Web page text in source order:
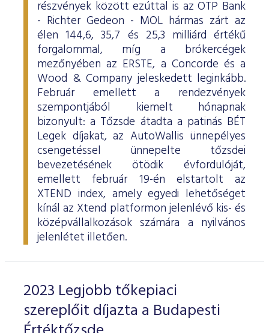
részvények között ezúttal is az OTP Bank
- Richter Gedeon - MOL hármas zárt az
élen 144,6, 35,7 és 25,3 milliárd értékű
forgalommal, míg a brókercégek
mezőnyében az ERSTE, a Concorde és a
Wood & Company jeleskedett leginkább.
Február emellett a rendezvények
szempontjából kiemelt hónapnak
bizonyult: a Tőzsde átadta a patinás BÉT
Legek díjakat, az AutoWallis ünnepélyes
csengetéssel ünnepelte tőzsdei
bevezetésének ötödik évfordulóját,
emellett február 19-én elstartolt az
XTEND index, amely egyedi lehetőséget
kínál az Xtend platformon jelenlévő kis- és
középvállalkozások számára a nyilvános
jelenlétet illetően.
2023 Legjobb tőkepiaci
szereplőit díjazta a Budapesti